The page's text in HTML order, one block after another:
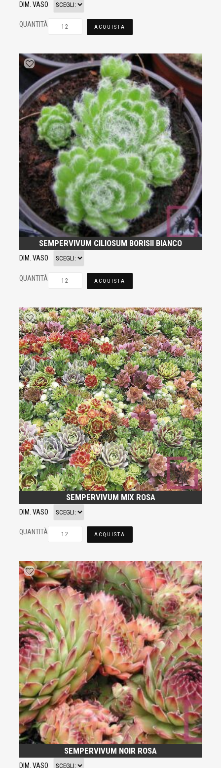
DIM. VASO
QUANTITÀ ACQUISTA
SEMPERVIVUM CILIOSUM BORISII BIANCO
DIM. VASO
QUANTITÀ ACQUISTA
SEMPERVIVUM MIX ROSA
DIM. VASO
QUANTITÀ ACQUISTA
SEMPERVIVUM NOIR ROSA
DIM. VASO